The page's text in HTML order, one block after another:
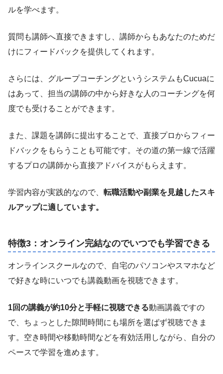
ルを学べます。
質問も講師へ直接できますし、講師からもあなたのためだ
けにフィードバックを提供してくれます。
さらには、グループコーチングというシステムもCucuaに
はあって、担当の講師の中から好きな人のコーチングを何
度でも受けることができます。
また、課題を講師に提出することで、直接プロからフィー
ドバックをもらうことも可能です。その道の第一線で活躍
するプロの講師から直接アドバイスがもらえます。
学習内容が実践的なので、 転職活動や副業を見越したスキ
ルアップに適しています。
特徴3：オンライン完結なのでいつでも学習できる
オンラインスクールなので、自宅のパソコンやスマホなど
で好きな時にいつでも講義動画を視聴できます。
1回の講義が約10分と手軽に視聴できる動画講義ですの
で、ちょっとした隙間時間にも場所を選ばず視聴できま
す。空き時間や移動時間などを有効活用しながら、自分の
ペースで学習を進めます。